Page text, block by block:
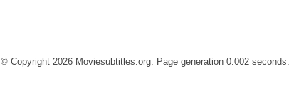
© Copyright 2026 Moviesubtitles.org. Page generation 0.002 seconds.